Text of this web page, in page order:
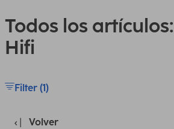
Todos los
Hifi
Filter (1)
Volver